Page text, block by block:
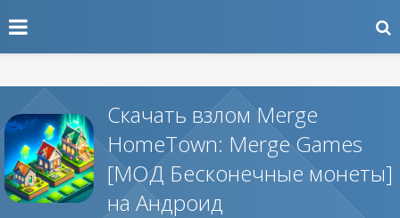
Скачать взлом Merge
HomeTown: Merge Games
[МОД Бесконечные монеты]
на Андроид